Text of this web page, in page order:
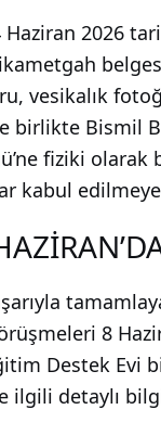
2026
vesikalık
Bismil
fiziki olarak
kabul
8
Destek Evi
ilgili detaylı